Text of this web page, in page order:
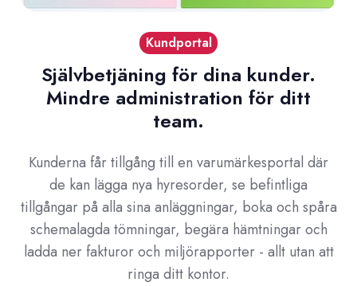
Kundportal
Självbetjäning för dina kunder.
Mindre administration för ditt
team.
Kunderna får tillgång till en varumärkesportal där
de kan lägga nya hyresorder, se befintliga
tillgångar på alla sina anläggningar, boka och spåra
schemalagda tömningar, begära hämtningar och
ladda ner fakturor och miljörapporter - allt utan att
ringa ditt kontor.